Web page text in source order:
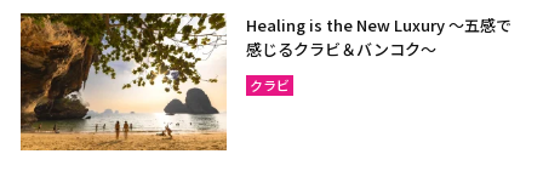
Healing is the New Luxury ～五感で
感じるクラビ＆バンコク～
クラビ